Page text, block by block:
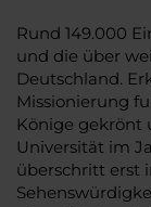
Rund 149.000
und die über
Deutschland.
Missionierung
Könige gekrönt
Universität im
überschritt erst